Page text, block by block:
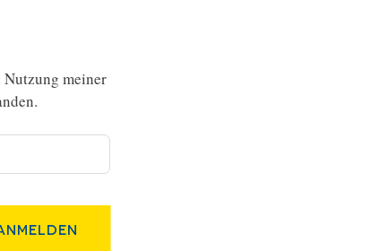
meiner